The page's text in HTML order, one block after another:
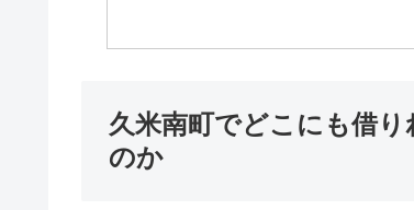
久米南町でどこにも借
のか